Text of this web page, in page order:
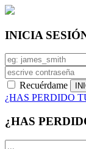
INICIA
Recuérdame
¿HAS PERDIDO
¿HAS